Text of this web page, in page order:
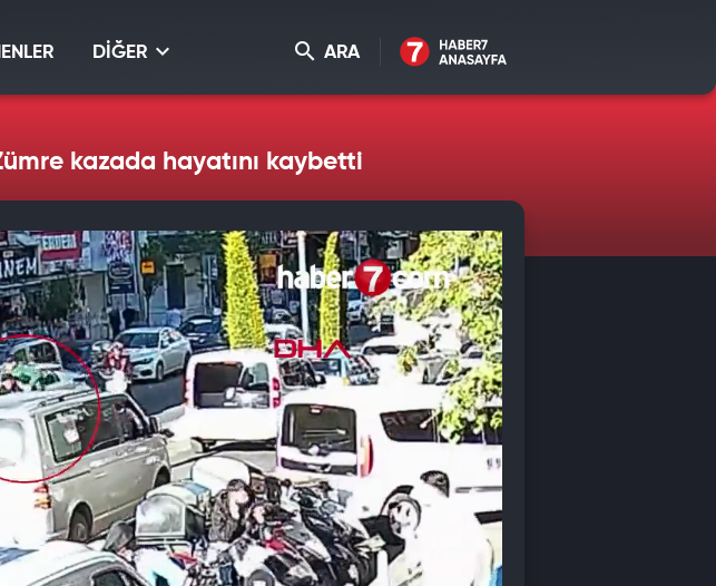
DİĞER ARA
kazada hayatını kaybetti